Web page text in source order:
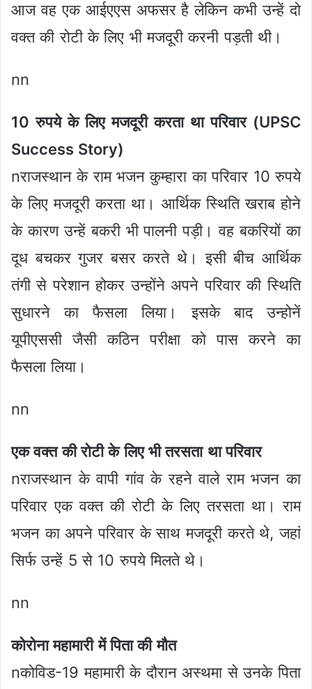
आज वह एक आईएएस अफसर है लेकिन कभी उन्हें दो
वक्त की रोटी के लिए भी मजदूरी करनी पड़ती थी।
nn
10 रुपये के लिए मजदूरी करता था परिवार (UPSC
Success Story)
nराजस्थान के राम भजन कुम्हारा का परिवार 10 रुपये
के लिए मजदूरी करता था। आर्थिक स्थिति खराब होने
के कारण उन्हें बकरी भी पालनी पड़ी। वह बकरियों का
दूध बचकर गुजर बसर करते थे। इसी बीच आर्थिक
तंगी से परेशान होकर उन्होंने अपने परिवार की स्थिति
सुधारने का फैसला लिया। इसके बाद उन्होनें
यूपीएससी जैसी कठिन परीक्षा को पास करने का
फैसला लिया।
nn
एक वक्त की रोटी के लिए भी तरसता था परिवार
nराजस्थान के वापी गांव के रहने वाले राम भजन का
परिवार एक वक्त की रोटी के लिए तरसता था। राम
भजन का अपने परिवार के साथ मजदूरी करते थे, जहां
सिर्फ उन्हें 5 से 10 रुपये मिलते थे।
nn
कोरोना महामारी में पिता की मौत
nकोविड-19 महामारी के दौरान अस्थमा से उनके पिता